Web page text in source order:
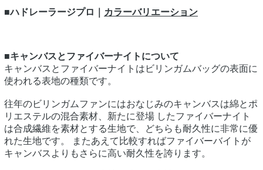
■ハドレーラージプロ｜ カラーバリエーション
■キャンバスとファイバーナイトについて
キャンバスとファイバーナイトはビリンガムバッグの表面に
使われる表地の種類です。
往年のビリンガムファンにはおなじみのキャンバスは綿とポ
リエステルの混合素材、新たに登場 したファイバーナイト
は合成繊維を素材とする生地で、どちらも耐久性に非常に優
れた生地です。 またあえて比較すればファイバーバイトが
キャンバスよりもさらに高い耐久性を誇ります。